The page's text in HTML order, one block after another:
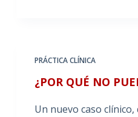
PRÁCTICA CLÍNICA
¿POR QUÉ NO
Un nuevo caso